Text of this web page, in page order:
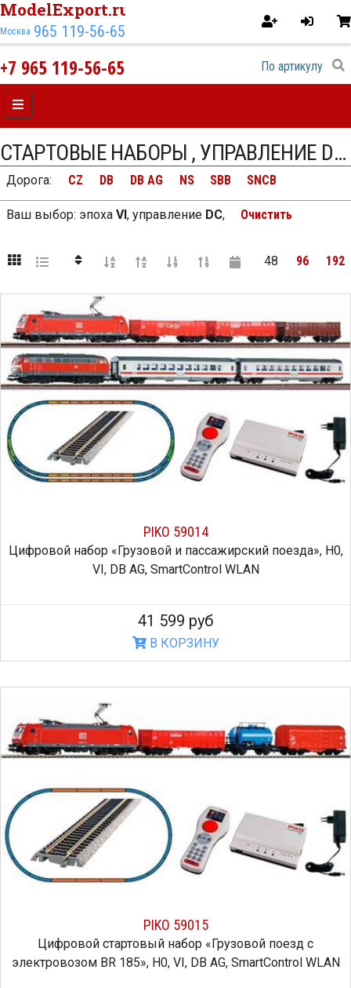
ModelExport.ru
Москва 965 119-56-65
+7 965 119-56-65
СТАРТОВЫЕ НАБОРЫ , УПРАВЛЕНИЕ DC VI ЭПОХИ
Дорога: CZ DB DB AG NS SBB SNCB
Ваш выбор: эпоха VI, управление DC, Очистить
48 96 192
PIKO 59014
Цифровой набор «Грузовой и пассажирский поезда», H0,
VI, DB AG, SmartControl WLAN
41 599 руб
В КОРЗИНУ
PIKO 59015
Цифровой стартовый набор «Грузовой поезд с
электровозом BR 185», H0, VI, DB AG, SmartControl WLAN